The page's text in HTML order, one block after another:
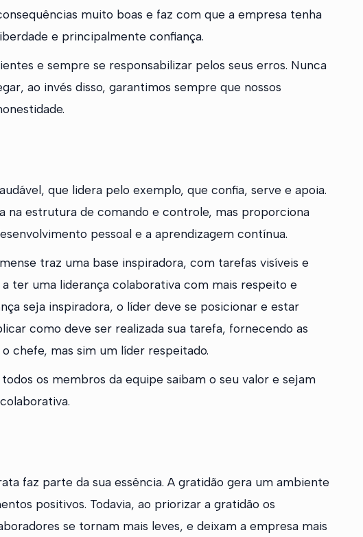
muito boas e faz com que a empresa tenha
e principalmente confiança.
e sempre se responsabilizar pelos seus erros. Nunca
ao invés disso, garantimos sempre que nossos
que lidera pelo exemplo, que confia, serve e apoia.
na estrutura de comando e controle, mas proporciona
pessoal e a aprendizagem contínua.
traz uma base inspiradora, com tarefas visíveis e
ter uma liderança colaborativa com mais respeito e
seja inspiradora, o líder deve se posicionar e estar
como deve ser realizada sua tarefa, fornecendo as
chefe, mas sim um líder respeitado.
os membros da equipe saibam o seu valor e sejam
faz parte da sua essência. A gratidão gera um ambiente
positivos. Todavia, ao priorizar a gratidão os
se tornam mais leves, e deixam a empresa mais